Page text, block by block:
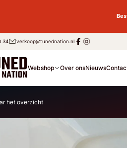
34 verkoop@tunednation.nl
Webshop Over onsNieuws
het overzicht